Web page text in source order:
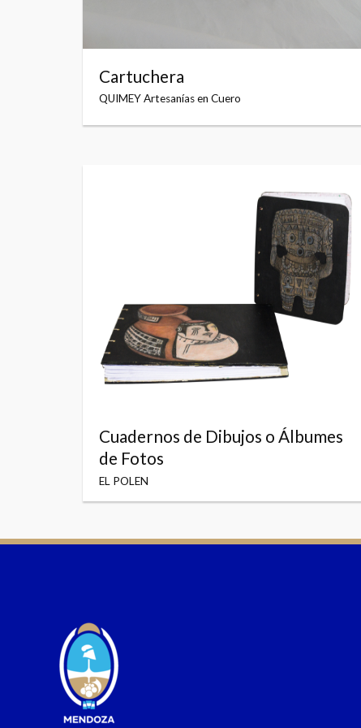
Cartuchera
QUIMEY Artesanías en Cuero
Cuadernos de Dibujos o Álbumes
de Fotos
EL POLEN